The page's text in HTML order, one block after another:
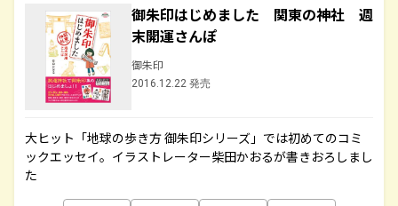
御朱印はじめました 関東の神社 週
末開運さんぽ
御朱印
2016.12.22 発売
大ヒット「地球の歩き方 御朱印シリーズ」では初めてのコミ
ックエッセイ。イラストレーター柴田かおるが書きおろしまし
た